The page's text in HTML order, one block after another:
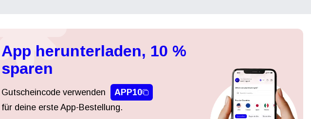
App herunterladen, 10 %
sparen
Gutscheincode verwenden
APP10
für deine erste App-Bestellung.